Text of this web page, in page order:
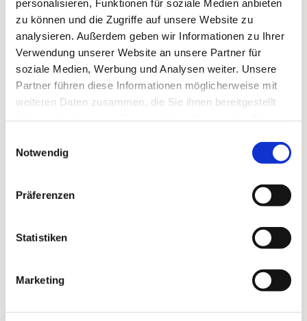
personalisieren, Funktionen für soziale Medien anbieten
zu können und die Zugriffe auf unsere Website zu
analysieren. Außerdem geben wir Informationen zu Ihrer
Verwendung unserer Website an unsere Partner für
soziale Medien, Werbung und Analysen weiter. Unsere
Partner führen diese Informationen möglicherweise mit
weiteren Daten zusammen, die Sie ihnen bereitgestellt
Notwendig
Präferenzen
Statistiken
Marketing